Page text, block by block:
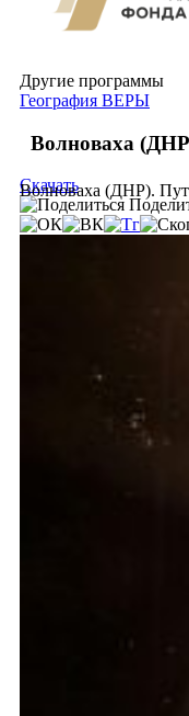
Другие программы
География ВЕРЫ
Волноваха
Волноваха (ДНР).
Скачать